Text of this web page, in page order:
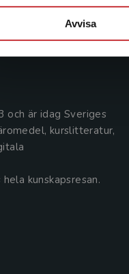
Avvisa
är idag Sveriges
kurslitteratur,
kunskapsresan.